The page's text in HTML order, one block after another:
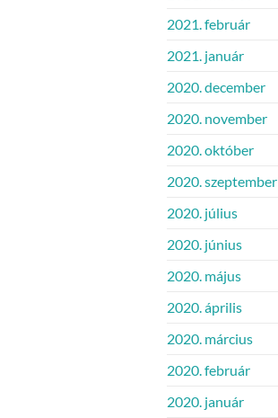
2021. február
2021. január
2020. december
2020. november
2020. október
2020. szeptember
2020. július
2020. június
2020. május
2020. április
2020. március
2020. február
2020. január